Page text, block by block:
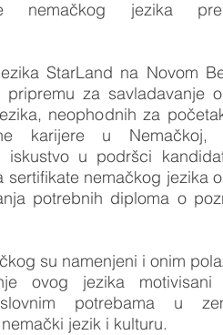
nemačkog jezika
StarLand na Novom
za savladavanje
neophodnih za
karijere u Nemačkoj,
iskustvo u podršci
sertifikate nemačkog jezika
potrebnih diploma o
su namenjeni i onim
ovog jezika motivisani
potrebama u
jezik i kulturu.